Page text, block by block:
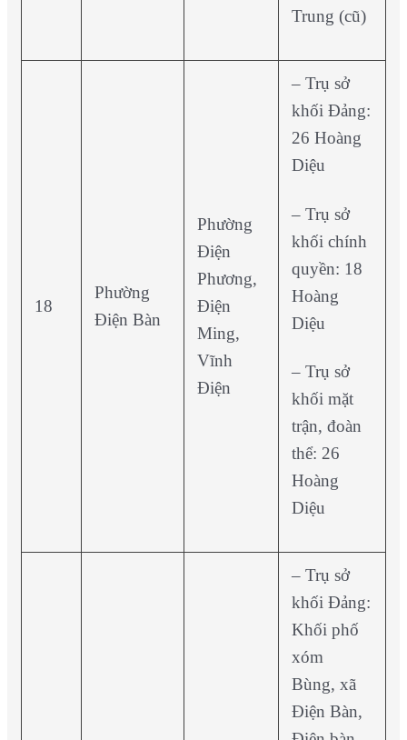
Trung (cũ)
18
Phường
Điện Bàn
Phường
Điện
Phương,
Điện
Ming,
Vĩnh
Điện
– Trụ sở
khối Đảng:
26 Hoàng
Diệu
– Trụ sở
khối chính
quyền: 18
Hoàng
Diệu
– Trụ sở
khối mặt
trận, đoàn
thể: 26
Hoàng
Diệu
– Trụ sở
khối Đảng:
Khối phố
xóm
Bùng, xã
Điện Bàn,